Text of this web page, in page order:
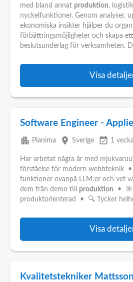
med bland annat produktion,
nyckelfunktioner. Genom analyser,
ekonomiska insikter hjälper du
förbättringsmöjligheter och skapa
beslutsunderlag för verksamheten.
Visa
Software Engineer -
apartment Planima place Sverige event_available 1
Har arbetat några år med
förståelse för modern webbteknik
funktioner ovanpå LLM:er och vet
dem från demo till produktion • 🎯
produktorienterad • 🔍 Tycker
Visa
Kvalitetstekniker